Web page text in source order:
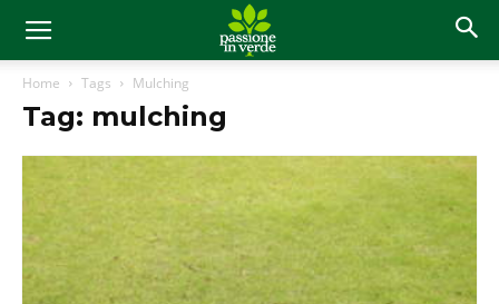
Home Tags Mulching
Tag: mulching